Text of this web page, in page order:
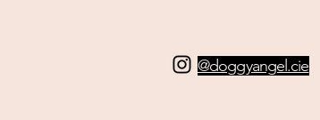
@doggyangel.cie